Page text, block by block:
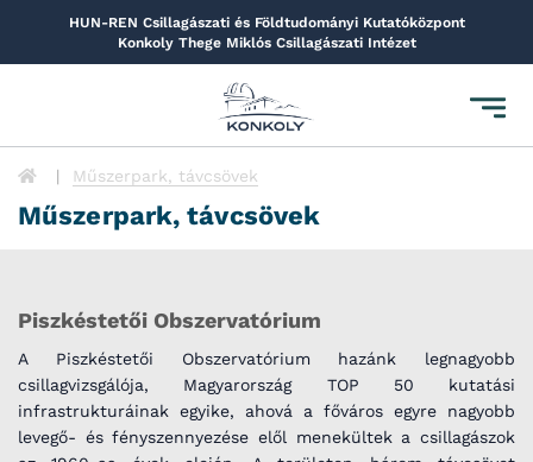
HUN-REN Csillagászati és Földtudományi Kutatóközpont
Konkoly Thege Miklós Csillagászati Intézet
Toggle
Műszerpark, távcsövek
Műszerpark, távcsövek
Piszkéstetői Obszervatórium
A Piszkéstetői Obszervatórium hazánk legnagyobb
csillagvizsgálója, Magyarország TOP 50 kutatási
infrastrukturáinak egyike, ahová a főváros egyre nagyobb
levegő- és fényszennyezése elől menekültek a csillagászok